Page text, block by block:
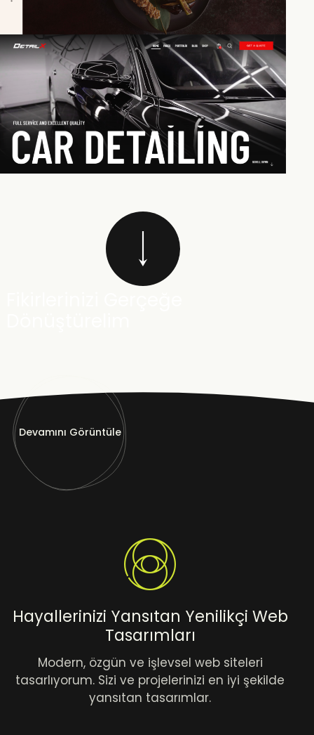
Devamını Görüntüle
Hayallerinizi Yansıtan Yenilikçi Web
Tasarımları
Modern, özgün ve işlevsel web siteleri
tasarlıyorum. Sizi ve projelerinizi en iyi şekilde
yansıtan tasarımlar.